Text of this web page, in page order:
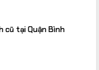
cũ tại Quận Bình